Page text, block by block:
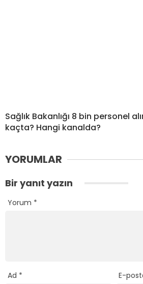
Sağlık Bakanlığı 8 bin personel
kaçta? Hangi kanalda?
YORUMLAR
Bir yanıt yazın
Yorum *
Ad * E-